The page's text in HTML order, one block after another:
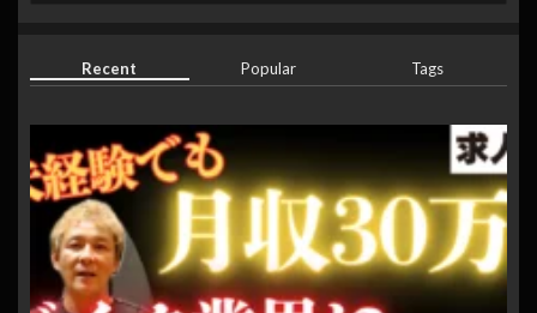
Recent Popular Tags